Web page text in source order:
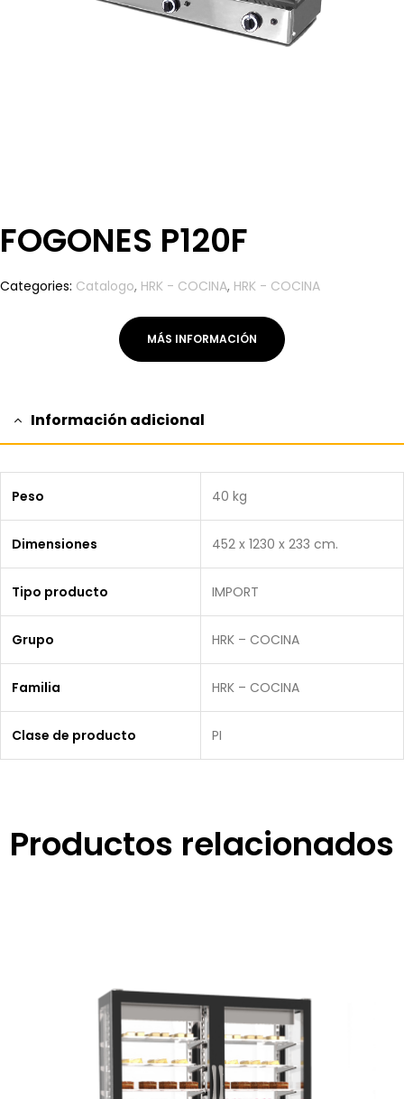
FOGONES P120F
Categories: Catalogo, HRK - COCINA, HRK - COCINA
MÁS INFORMACIÓN
Información adicional
Peso 40 kg
Dimensiones 452 x 1230 x 233 cm.
Tipo producto IMPORT
Grupo HRK – COCINA
Familia HRK – COCINA
Clase de producto PI
Productos relacionados